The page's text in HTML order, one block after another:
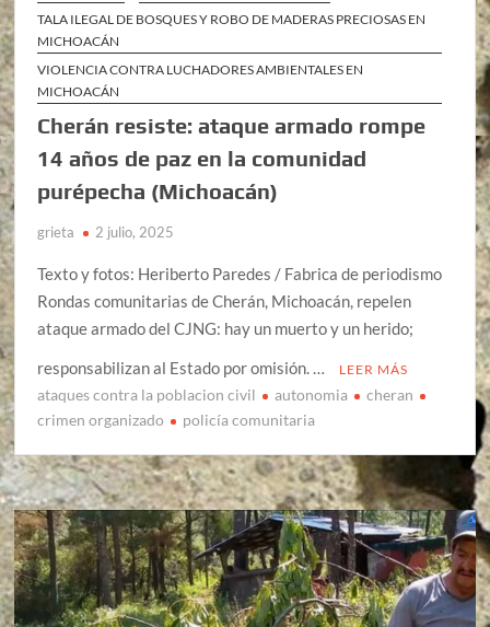
TALA ILEGAL DE BOSQUES Y ROBO DE MADERAS PRECIOSAS EN
MICHOACÁN
VIOLENCIA CONTRA LUCHADORES AMBIENTALES EN
MICHOACÁN
Cherán resiste: ataque armado rompe
14 años de paz en la comunidad
purépecha (Michoacán)
grieta 2 julio, 2025
Texto y fotos: Heriberto Paredes / Fabrica de periodismo
Rondas comunitarias de Cherán, Michoacán, repelen
ataque armado del CJNG: hay un muerto y un herido;
responsabilizan al Estado por omisión. …
LEER MÁS
ataques contra la poblacion civil autonomia
cheran
crimen organizado
policía comunitaria